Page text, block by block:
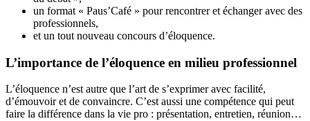
un format « Paus’Café » pour rencontrer et échanger avec des
professionnels,
et un tout nouveau concours d’éloquence.
L’importance de l’éloquence en milieu professionnel
L’éloquence n’est autre que l’art de s’exprimer avec facilité,
d’émouvoir et de convaincre. C’est aussi une compétence qui peut
faire la différence dans la vie pro : présentation, entretien, réunion…